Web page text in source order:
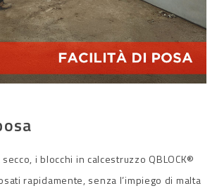
i blocchi in calcestruzzo QBLOCK®
rapidamente, senza l’impiego di malta